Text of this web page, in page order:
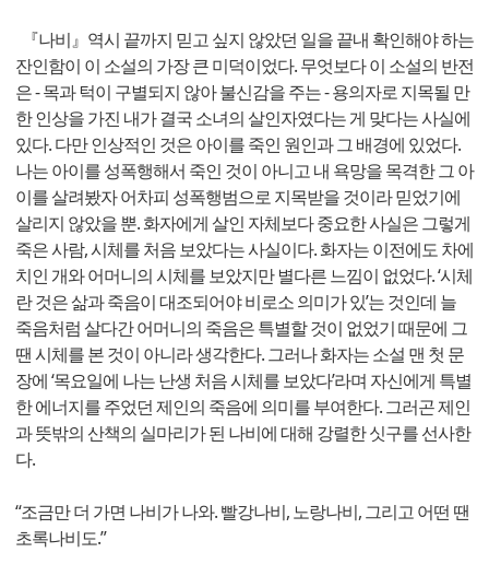
『나비』역시 끝까지 믿고 싶지 않았던 일을 끝내 확인해야 하는
잔인함이 이 소설의 가장 큰 미덕이었다. 무엇보다 이 소설의 반전
은 - 목과 턱이 구별되지 않아 불신감을 주는 - 용의자로 지목될 만
한 인상을 가진 내가 결국 소녀의 살인자였다는 게 맞다는 사실에
있다. 다만 인상적인 것은 아이를 죽인 원인과 그 배경에 있었다.
나는 아이를 성폭행해서 죽인 것이 아니고 내 욕망을 목격한 그 아
이를 살려봤자 어차피 성폭행범으로 지목받을 것이라 믿었기에
살리지 않았을 뿐. 화자에게 살인 자체보다 중요한 사실은 그렇게
죽은 사람, 시체를 처음 보았다는 사실이다. 화자는 이전에도 차에
치인 개와 어머니의 시체를 보았지만 별다른 느낌이 없었다. ‘시체
란 것은 삶과 죽음이 대조되어야 비로소 의미가 있’는 것인데 늘
죽음처럼 살다간 어머니의 죽음은 특별할 것이 없었기 때문에 그
땐 시체를 본 것이 아니라 생각한다. 그러나 화자는 소설 맨 첫 문
장에 ‘목요일에 나는 난생 처음 시체를 보았다’라며 자신에게 특별
한 에너지를 주었던 제인의 죽음에 의미를 부여한다. 그러곤 제인
과 뜻밖의 산책의 실마리가 된 나비에 대해 강렬한 싯구를 선사한
다.
“조금만 더 가면 나비가 나와. 빨강나비, 노랑나비, 그리고 어떤 땐
초록나비도.”